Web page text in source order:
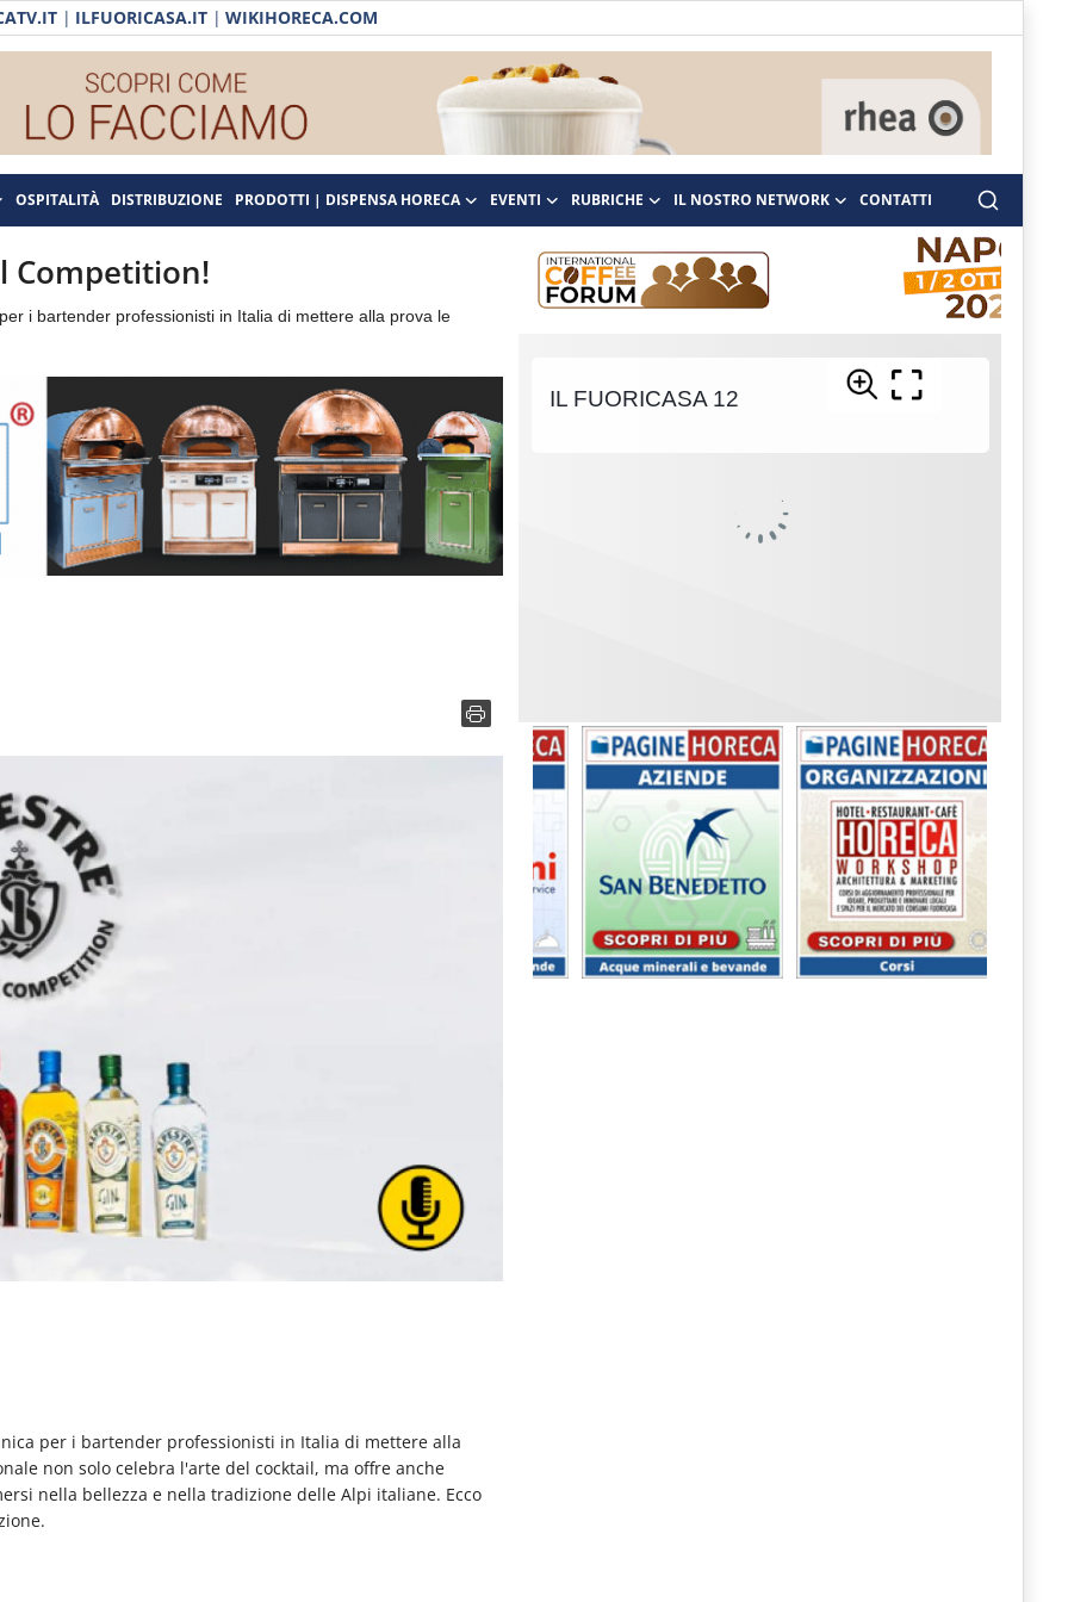
| ILFUORICASA.IT | WIKIHORECA.COM
OSPITALITÀ DISTRIBUZIONE PRODOTTI | DISPENSA HORECA EVENTI RUBRICHE IL NOSTRO NETWORK CONTATTI
Competition!
i bartender professionisti in Italia di mettere alla prova le
per i bartender professionisti in Italia di mettere alla
non solo celebra l'arte del cocktail, ma offre anche
nella bellezza e nella tradizione delle Alpi italiane. Ecco